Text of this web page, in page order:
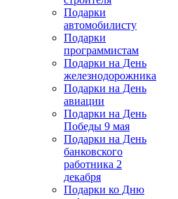
Подарки
автомобилисту
Подарки
программистам
Подарки на День
железнодорожника
Подарки на День
авиации
Подарки на День
Победы 9 мая
Подарки на День
банковского
работника 2
декабря
Подарки ко Дню